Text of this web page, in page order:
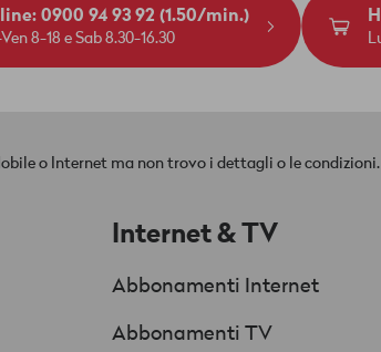
0900 94 93 92 (1.50/min.)
8-18 e Sab 8.30-16.30
o Internet ma non trovo i dettagli o le condizioni.
Internet & TV
Abbonamenti Internet
Abbonamenti TV